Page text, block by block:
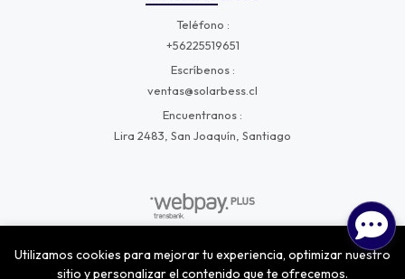
Teléfono
+56225519651
Escríbenos
ventas@solarbess.cl
Encuentranos
Lira 2483, San Joaquín, Santiago
SolarBess © 2026¿Te gusta mi tienda? Yo vendo conBsale
Utilizamos cookies para mejorar tu experiencia, optimizar nuestro
sitio y personalizar el contenido que te ofrecemos.